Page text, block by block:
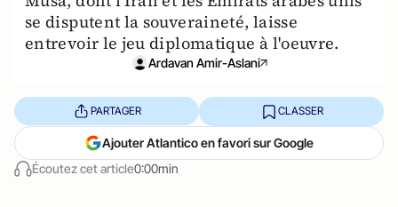
se disputent la souveraineté, laisse
entrevoir le jeu diplomatique à l'oeuvre.
Ardavan Amir-Aslani
Écoutez cet article0:00min
PARTAGER CLASSER
Ajouter Atlantico en favori sur Google